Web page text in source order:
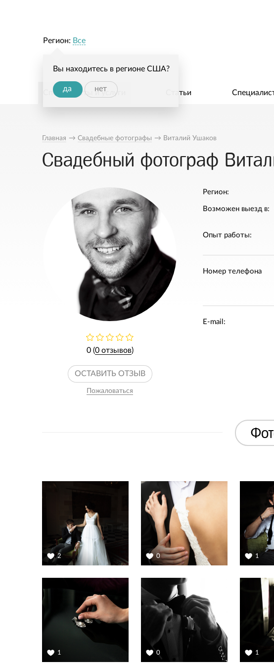
Регион: Все
Вы находитесь в регионе США?
да нет
Специалисты и услуги Статьи
Главная → Свадебные фотографы → Виталий Ушаков
Свадебный фотограф
0 (0 отзывов)
ОСТАВИТЬ ОТЗЫВ
Пожаловаться
Регион:
Возможен выезд в:
Опыт работы:
Номер телефона
E-mail:
2 0 1
1 0 1